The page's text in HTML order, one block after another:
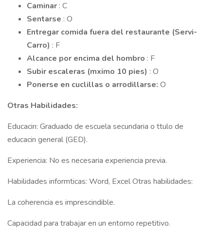
Caminar : C
Sentarse : O
Entregar comida fuera del restaurante (Servi-
Carro) : F
Alcance por encima del hombro : F
Subir escaleras (mximo 10 pies) : O
Ponerse en cuclillas o arrodillarse: O
Otras Habilidades:
Educacin: Graduado de escuela secundaria o ttulo de
educacin general (GED).
Experiencia: No es necesaria experiencia previa.
Habilidades informticas: Word, Excel Otras habilidades:
La coherencia es imprescindible.
Capacidad para trabajar en un entorno repetitivo.